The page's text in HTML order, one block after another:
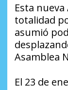
Esta
totalidad
asumió
Asamblea
El 23 de